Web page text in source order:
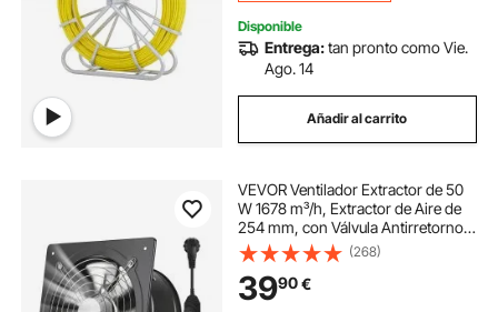
Disponible
Entrega:tan pronto como Vie.
Ago. 14
Añadir al carrito
VEVOR Ventilador Extractor de 50
W 1678 m³/h, Extractor de Aire de
254 mm, con Válvula Antirretorno y
Control de Velocidad, Montaje para
Pared, Ventilación para Garaje Taller
Sótano Cocina Baño Ático
(268)
3990€